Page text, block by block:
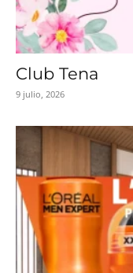
Club Tena
9 julio, 2026